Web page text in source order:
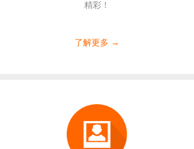
精彩！
了解更多 →